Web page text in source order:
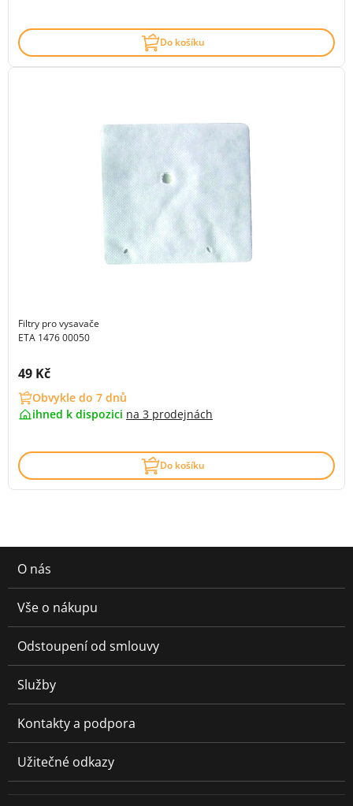
Do košíku
Filtry pro vysavače
ETA 1476 00050
Cena s DPH:
49 Kč
Obvykle do 7 dnů
ihned k dispozici na 3 prodejnách
Do košíku
O nás
Vše o nákupu
Odstoupení od smlouvy
Služby
Kontakty a podpora
Užitečné odkazy